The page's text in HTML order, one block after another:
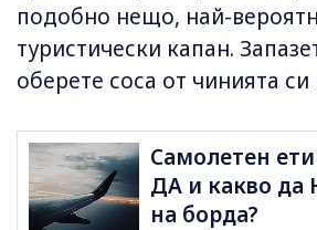
подобно нещо, най-
туристически капан.
оберете соса от чинията си
Самолетен
ДА и какво да
на борда?